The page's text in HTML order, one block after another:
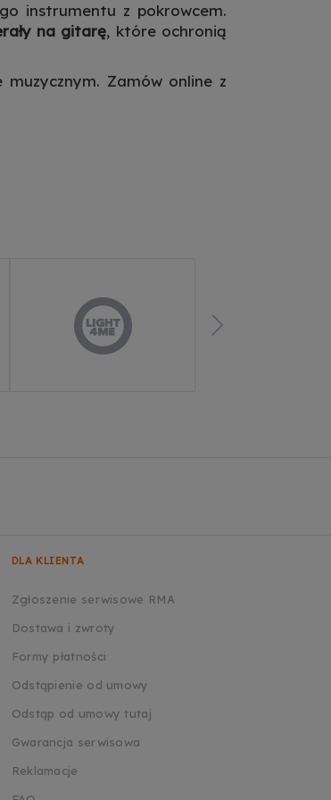
instrumentu z pokrowcem.
na gitarę, które ochronią
Zamów online z
DLA KLIENTA
Zgłoszenie serwisowe RMA
Dostawa i zwroty
Formy płatności
Odstąpienie od umowy
Odstąp od umowy tutaj
Gwarancja serwisowa
Reklamacje